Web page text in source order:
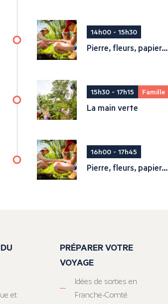
14h00 - 15h30
Pierre, fleurs, papier...
15h30 - 17h15 Famille
La main verte
16h00 - 17h45
Pierre, fleurs, papier...
et
PRÉPARER VOTRE
VOYAGE
Idées de sorties en
Franche-Comté